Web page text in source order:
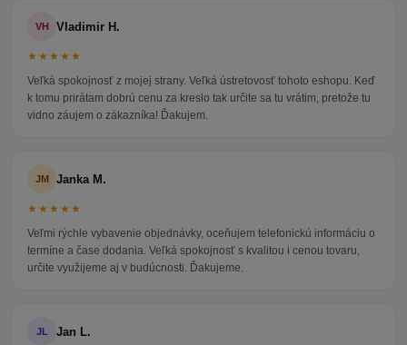
VH Vladimir H.
★★★★★
Veľká spokojnosť z mojej strany. Veľká ústretovosť tohoto eshopu. Keď
k tomu prirátam dobrú cenu za kreslo tak určite sa tu vrátim, pretože tu
vidno záujem o zákazníka! Ďakujem.
JM Janka M.
★★★★★
Veľmi rýchle vybavenie objednávky, oceňujem telefonickú informáciu o
termíne a čase dodania. Veľká spokojnosť s kvalitou i cenou tovaru,
určite využijeme aj v budúcnosti. Ďakujeme.
JL Jan L.